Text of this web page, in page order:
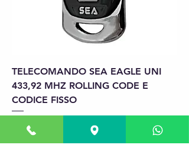
TELECOMANDO SEA EAGLE UNI
433,92 MHZ ROLLING CODE E
CODICE FISSO
Preço
€ 41,00